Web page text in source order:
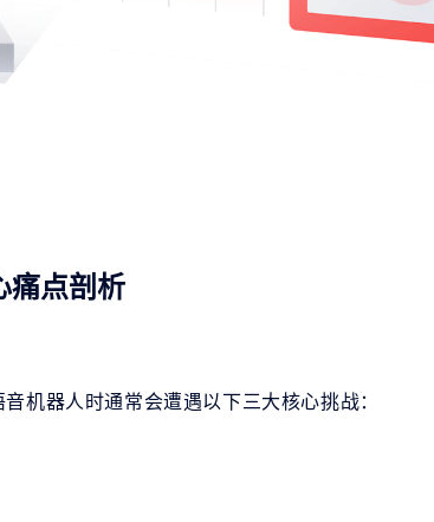
痛点剖析
机器人时通常会遭遇以下三大核心挑战：